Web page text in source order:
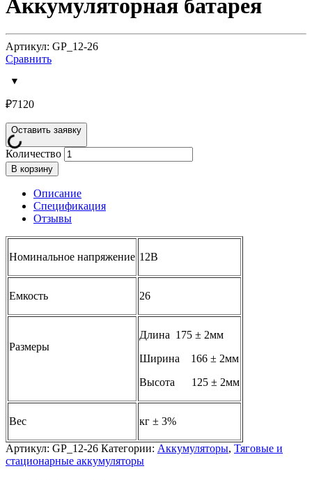
Аккумуляторная батарея
Артикул: GP_12-26
Сравнить
₽7120
Оставить заявку
Количество
В корзину
Описание
Спецификация
Отзывы
Номинальное напряжение 12В
Емкость 26
Размеры
Длина 175 ± 2мм
Ширина 166 ± 2мм
Высота 125 ± 2мм
Вес кг ± 3%
Артикул: GP_12-26 Категории: Аккумуляторы, Тяговые и
стационарные аккумуляторы